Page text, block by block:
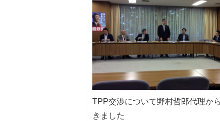
TPP交渉について野村哲郎代理か
きました